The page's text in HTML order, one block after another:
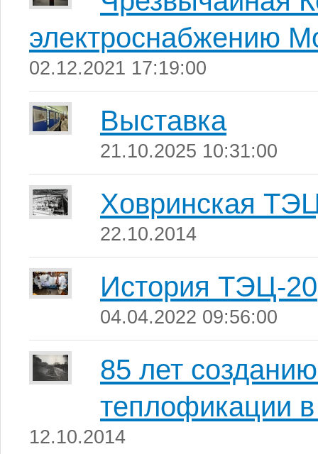
электроснабжению
02.12.2021 17:19:00
Выставка
21.10.2025 10:31:00
Ховринская
22.10.2014
История ТЭЦ-20
04.04.2022 09:56:00
85 лет
теплофикации
12.10.2014